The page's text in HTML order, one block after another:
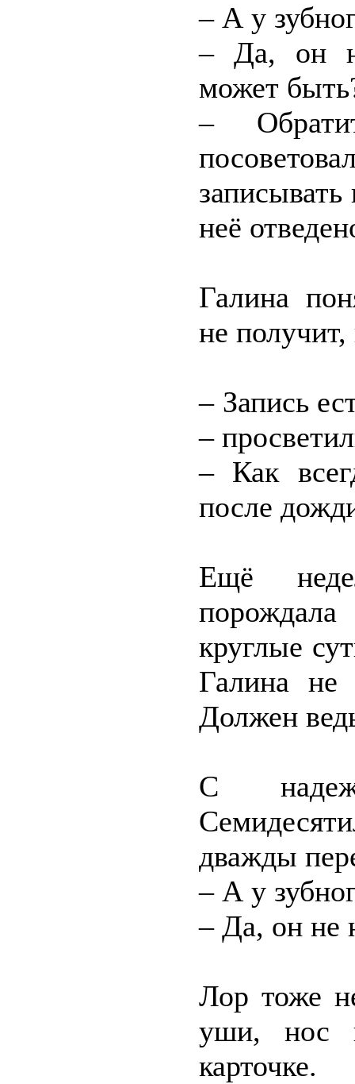
– А у
– Да, он
может
–
неё
Галина
не
– Запись
–
– Как
после
Ещё
круглые
Галина не
Должен
С
дважды
– А у
– Да, он не
Лор тоже
уши, нос
карточке.